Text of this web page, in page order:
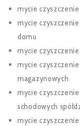
mycie
mycie
domu
mycie
mycie
magazynowych
mycie
schodowych
mycie